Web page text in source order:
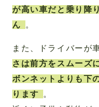
が高い車だと乗り降
ん
。
また、ドライバーが
さは前方をスムーズ
ボンネットよりも下
ります
。